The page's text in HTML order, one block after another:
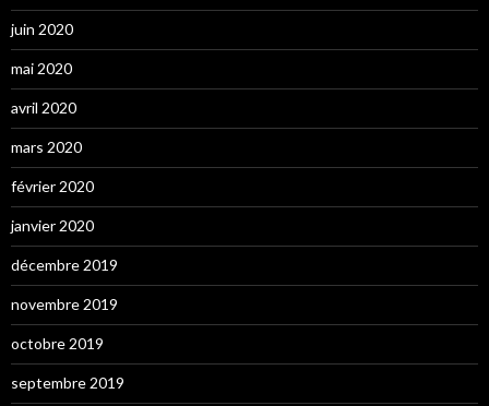
juin 2020
mai 2020
avril 2020
mars 2020
février 2020
janvier 2020
décembre 2019
novembre 2019
octobre 2019
septembre 2019